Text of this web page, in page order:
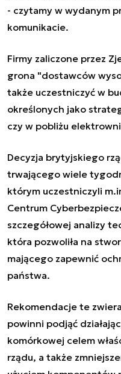
- czytamy w wydanym
komunikacie.
Firmy zaliczone przez
grona "dostawców
także uczestniczyć w
określonych jako
czy w pobliżu
Decyzja brytyjskiego
trwającego wiele
którym uczestniczyli
Centrum
szczegółowej analizy
która pozwoliła na
mającego zapewnić
państwa.
Rekomendacje te
powinni podjąć
komórkowej celem
rządu, a także